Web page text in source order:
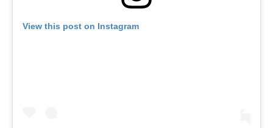
View this post on Instagram